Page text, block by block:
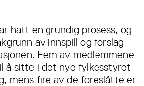
hatt en grundig prosess, og
av innspill og forslag
Fem av medlemmene
å sitte i det nye fylkesstyret
mens fire av de foreslåtte er